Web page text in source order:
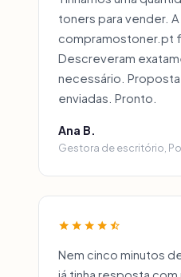
toners para vender.
compramostoner.pt
Descreveram
necessário.
enviadas. Pronto.
Ana B.
Gestora de escritório,
Nem cinco minutos